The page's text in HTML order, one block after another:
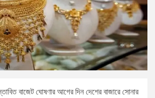
বাজেট ঘোষণার আগের দিন দেশের বাজারে সোনার